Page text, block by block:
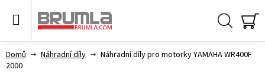
Domů Náhradní díly
Náhradní díly pro motorky YAMAHA WR400F
2000